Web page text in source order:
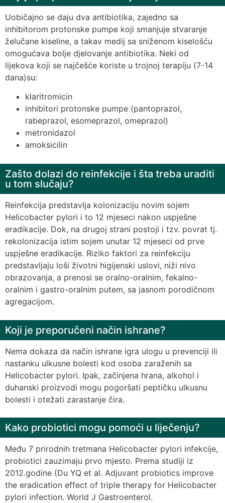
Uobičajno se daju dva antibiotika, zajedno sa
inhibitorom protonske pumpe koji smanjuje stvaranje
želučane kiseline, a takav medij sa sniženom kiselošću
omogućava bolje djelovanje antibiotika. Neki od
lijekova koji se najčešće koriste u trojnoj terapiju (7-14
dana)su:
klaritromicin
inhibitori protonske pumpe (pantoprazol,
rabeprazol, esomeprazol, omeprazol)
metronidazol
amoksicilin
Zašto dolazi do reinfekcije i šta treba uraditi
u tom slučaju?
Reinfekcija predstavlja kolonizaciju novim sojem
Helicobacter pylori i to 12 mjeseci nakon uspješne
eradikacije. Dok, na drugoj strani postoji i tzv. povrat tj.
rekolonizacija istim sojem unutar 12 mjeseci od prve
uspješne eradikacije. Riziko faktori za reinfekciju
predstavljaju loši životni higijenski uslovi, niži nivo
obrazovanja, a prenosi se oralno-oralnim, fekalno-
oralnim i gastro-oralnim putem, sa jasnom porodičnom
agregacijom.
Koji je preporučeni način ishrane?
Nema dokaza da način ishrane igra ulogu u prevenciji ili
nastanku ulkusne bolesti kod osoba zaraženih sa
Helicobacter pylori. Ipak, začinjena hrana, alkohol i
duhanski proizvodi mogu pogoršati peptičku ulkusnu
bolesti i otežati zarastanje čira.
Kako probiotici mogu pomoći u liječenju?
Među 7 prirodnih tretmana Helicobacter pylori infekcije,
probiotici zauzimaju prvo mjesto. Prema studiji iz
2012.godine (Du YQ et al. Adjuvant probiotics improve
the eradication effect of triple therapy for Helicobacter
pylori infection. World J Gastroenterol.